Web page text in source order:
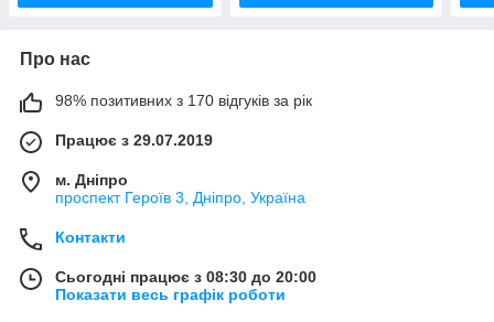
Про нас
98% позитивних з 170 відгуків за рік
Працює з 29.07.2019
м. Дніпро
проспект Героїв 3, Дніпро, Україна
Контакти
Сьогодні працює з 08:30 до 20:00
Показати весь графік роботи